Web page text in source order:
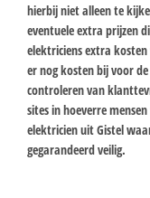
hierbij niet alleen te
eventuele extra prijzen
elektriciens extra
er nog kosten bij voor
controleren van
sites in hoeverre
elektricien uit Gistel
gegarandeerd veilig.